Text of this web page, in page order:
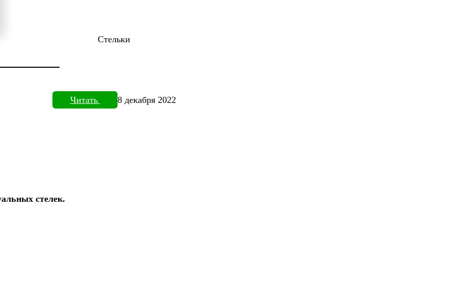
Стельки
Читать 8 декабря 2022
стелек.